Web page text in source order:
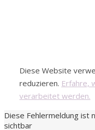
Diese Website
reduzieren. Erfahre,
verarbeitet werden.
Diese Fehlermeldung ist
sichtbar